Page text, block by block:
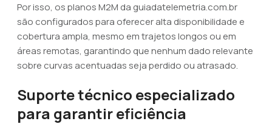
Por isso, os planos M2M da guiadatelemetria.com.br
são configurados para oferecer alta disponibilidade e
cobertura ampla, mesmo em trajetos longos ou em
áreas remotas, garantindo que nenhum dado relevante
sobre curvas acentuadas seja perdido ou atrasado.
Suporte técnico especializado
para garantir eficiência